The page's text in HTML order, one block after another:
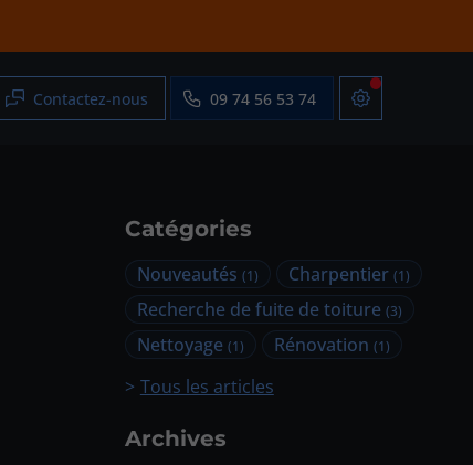
Contactez-nous 09 74 56 53 74
Catégories
Nouveautés (1) Charpentier(1)
Recherche de fuite de toiture (3)
Nettoyage (1) Rénovation(1)
Tous les articles
Archives